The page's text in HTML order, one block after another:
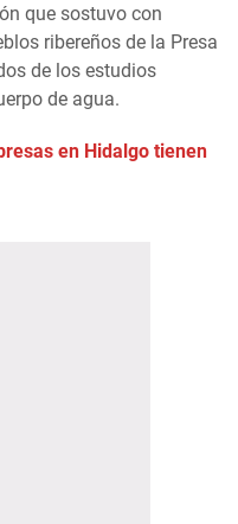
que sostuvo con
ribereños de la Presa
de los estudios
de agua.
en Hidalgo tienen